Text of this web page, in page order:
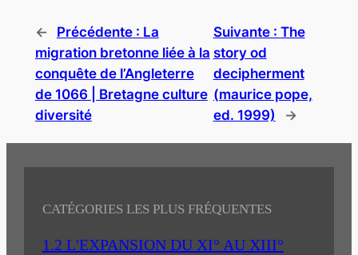
← Précédente : La
migration bretonne liée à la
conquête de l’Angleterre
de 1066 | Bretagne culture
diversité
Suivante : The
story od
decipherment
(maurice pope,
ed. 1999)
→
CATÉGORIES LES PLUS FRÉQUENTES
1.2 L'EXPANSION DU XI° AU XIII°